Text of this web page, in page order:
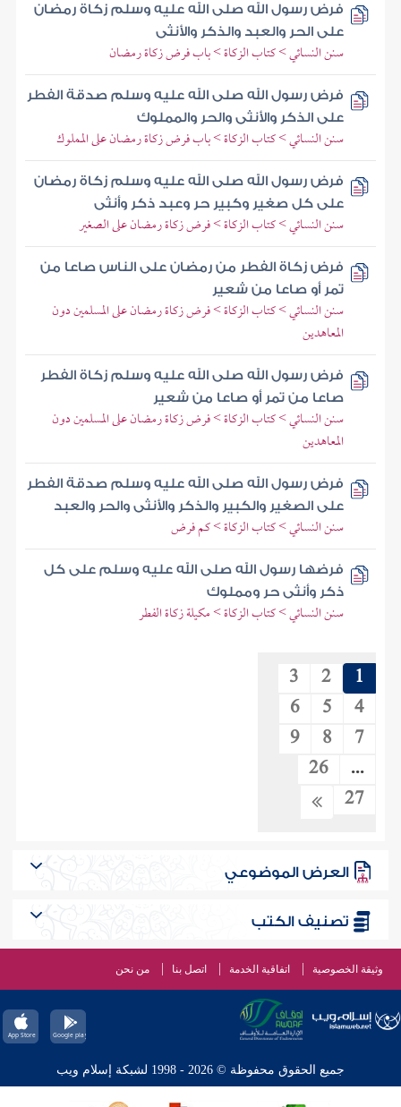
فرض رسول الله صلى الله عليه وسلم زكاة رمضان
على الحر والعبد والذكر والأنثى
سنن النسائي > كتاب الزكاة > باب فرض زكاة رمضان
فرض رسول الله صلى الله عليه وسلم صدقة الفطر
على الذكر والأنثى والحر والمملوك
سنن النسائي > كتاب الزكاة > باب فرض زكاة رمضان على المملوك
فرض رسول الله صلى الله عليه وسلم زكاة رمضان
على كل صغير وكبير حر وعبد ذكر وأنثى
سنن النسائي > كتاب الزكاة > فرض زكاة رمضان على الصغير
فرض زكاة الفطر من رمضان على الناس صاعا من
تمر أو صاعا من شعير
سنن النسائي > كتاب الزكاة > فرض زكاة رمضان على المسلمين دون
المعاهدين
فرض رسول الله صلى الله عليه وسلم زكاة الفطر
صاعا من تمر أو صاعا من شعير
سنن النسائي > كتاب الزكاة > فرض زكاة رمضان على المسلمين دون
المعاهدين
فرض رسول الله صلى الله عليه وسلم صدقة الفطر
على الصغير والكبير والذكر والأنثى والحر والعبد
سنن النسائي > كتاب الزكاة > كم فرض
فرضها رسول الله صلى الله عليه وسلم على كل
ذكر وأنثى حر ومملوك
سنن النسائي > كتاب الزكاة > مكيلة زكاة الفطر
1
2
3
4
5
6
7
8
9
...
26
27
العرض الموضوعي
تصنيف الكتب
وثيقة الخصوصية اتفاقية الخدمة اتصل بنا من نحن
جميع الحقوق محفوظة © 2026 - 1998 لشبكة إسلام ويب